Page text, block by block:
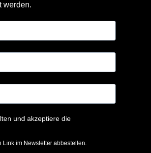
werden.
und akzeptiere die
Link im Newsletter abbestellen.